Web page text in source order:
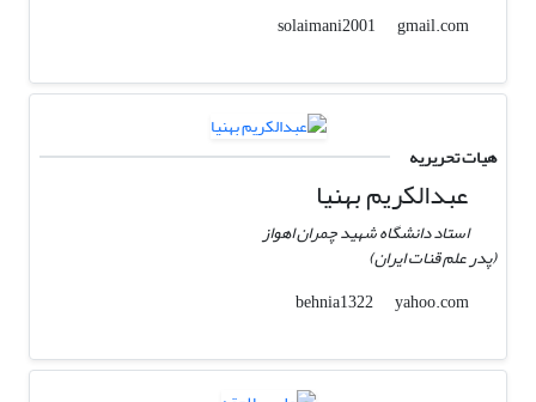
solaimani2001
gmail.com
هیات تحریریه
عبدالکریم بهنیا
استاد دانشگاه شهید چمران اهواز
(پدر علم قنات ایران)
behnia1322
yahoo.com